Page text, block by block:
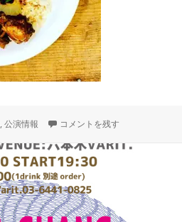
,公演情報 5/3 ASA-CHANGプレゼンツ「
コメントを残す